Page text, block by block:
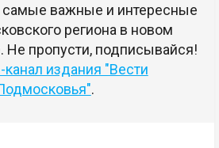
важные и интересные
региона в новом
Не пропусти, подписывайся!
канал издания "Вести
.